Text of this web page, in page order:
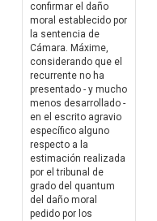
confirmar el daño
moral establecido por
la sentencia de
Cámara. Máxime,
considerando que el
recurrente no ha
presentado - y mucho
menos desarrollado -
en el escrito agravio
específico alguno
respecto a la
estimación realizada
por el tribunal de
grado del quantum
del daño moral
pedido por los